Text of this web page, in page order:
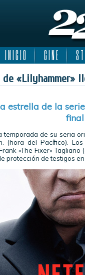
I N I C I O C I N E S
de «Lilyhammer»
estrella de la
final
temporada de su seria
(hora del Pacífico).
«The Fixer»
protección de testigos en